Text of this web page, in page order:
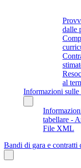
dalle
al
Informazioni sulle
tabellare -
File XML
Bandi di gara e contratti